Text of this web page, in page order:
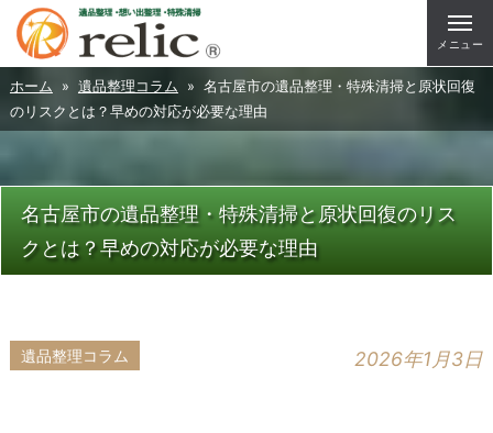
メニュー
ホーム » 遺品整理コラム » 名古屋市の遺品整理・特殊清掃と原状回復
のリスクとは？早めの対応が必要な理由
名古屋市の遺品整理・特殊清掃と原状回復のリス
クとは？早めの対応が必要な理由
遺品整理コラム 2026年1月3日